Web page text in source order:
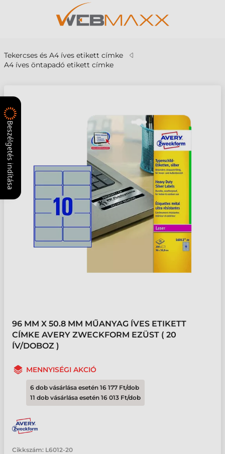
Tekercses és A4 íves etikett címke
A4 íves öntapadó etikett címke
96 MM X 50.8 MM MŰANYAG ÍVES ETIKETT
CÍMKE AVERY ZWECKFORM EZÜST ( 20
ÍV/DOBOZ )
MENNYISÉGI AKCIÓ
6 dob vásárlása esetén 16 177 Ft/dob
11 dob vásárlása esetén 16 013 Ft/dob
Cikkszám: L6012-20
Beszélgetés indítása